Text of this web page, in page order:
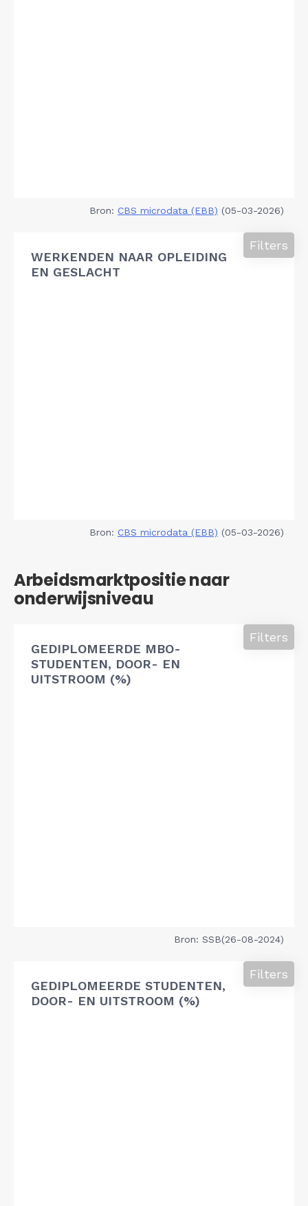
Bron: CBS microdata (EBB) (05-03-2026)
WERKENDEN NAAR OPLEIDING
EN GESLACHT
Filters
Bron: CBS microdata (EBB) (05-03-2026)
Arbeidsmarktpositie naar
onderwijsniveau
GEDIPLOMEERDE MBO-
STUDENTEN, DOOR- EN
UITSTROOM (%)
Filters
Bron: SSB(26-08-2024)
GEDIPLOMEERDE STUDENTEN,
DOOR- EN UITSTROOM (%)
Filters